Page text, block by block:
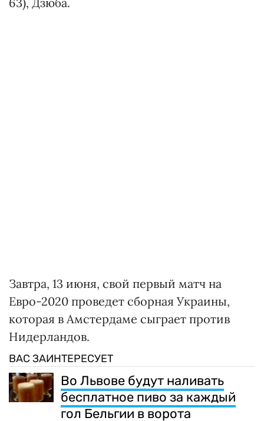
Завтра, 13 июня, свой первый матч на
Евро-2020 проведет сборная Украины,
которая в Амстердаме сыграет против
Нидерландов.
ВАС ЗАИНТЕРЕСУЕТ
Во Львове будут наливать
бесплатное пиво за каждый
гол Бельгии в ворота